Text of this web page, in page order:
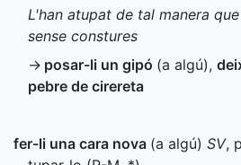
L'han atupat de tal manera
sense constures
→ posar-li un gipó (a algú),
pebre de cirereta
fer-li una cara nova (a algú) SV,